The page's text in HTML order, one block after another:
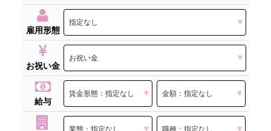
雇用形態
お祝い金
給与